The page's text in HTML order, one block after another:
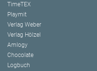
TimeTEX
Playmit
Verlag Weber
Verlag Hölzel
Amlogy
Chocolate
Logbuch